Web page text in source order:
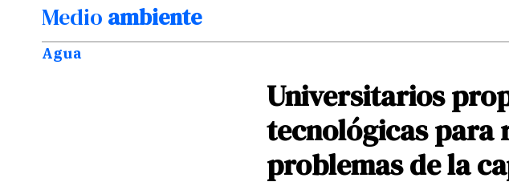
Medio ambiente
Agua
Universitarios
tecnológicaspara
problemasdela